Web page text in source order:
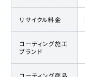
リサイクル料金
コーティング施工
ブランド
コーティング商品